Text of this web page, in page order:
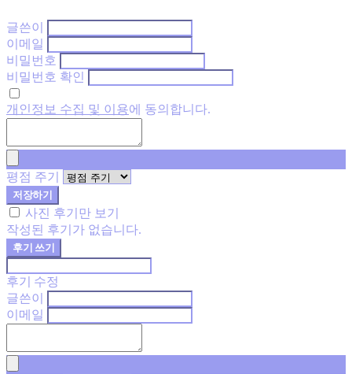
글쓴이
이메일
비밀번호
비밀번호 확인
개인정보 수집 및 이용에 동의합니다.
평점 주기
저장하기
사진 후기만 보기
작성된 후기가 없습니다.
후기 쓰기
후기 수정
글쓴이
이메일